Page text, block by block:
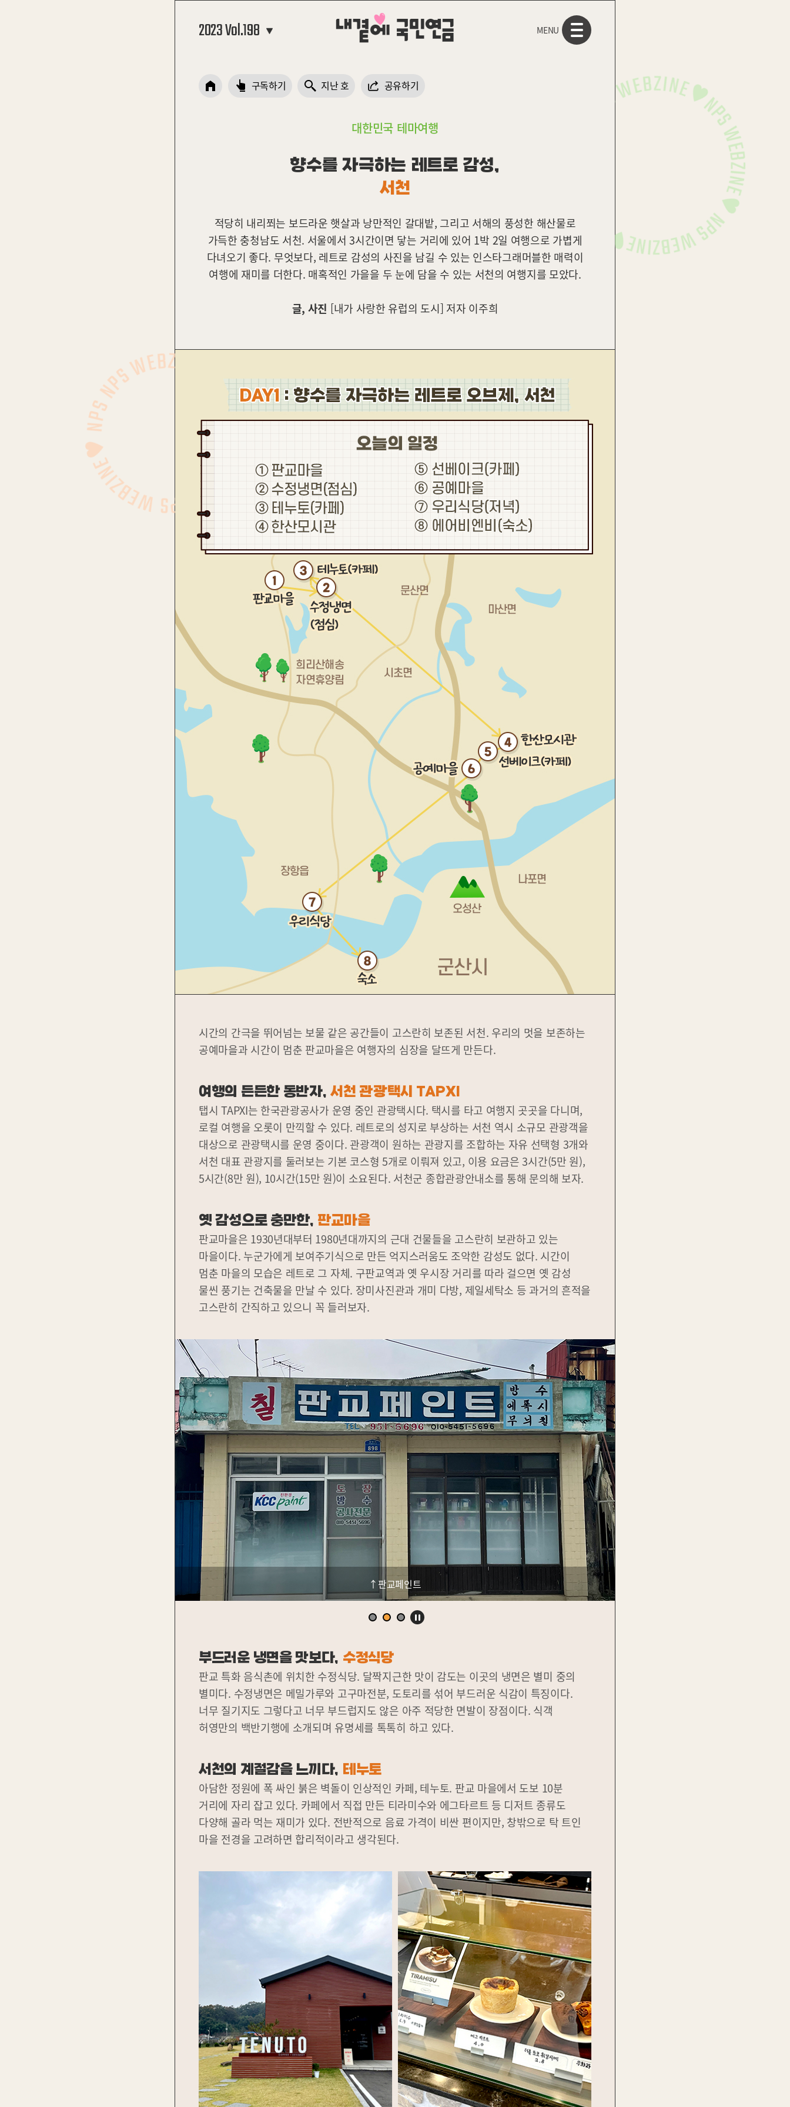
2023 Vol.198 MENU
구독하기 지난 호 공유하기
대한민국 테마여행
향수를 자극하는 레트로 감성,
서천
적당히 내리쬐는 보드라운 햇살과 낭만적인 갈대밭, 그리고 서해의 풍성한 해산물로
가득한 충청남도 서천. 서울에서 3시간이면 닿는 거리에 있어 1박 2일 여행으로 가볍게
다녀오기 좋다. 무엇보다, 레트로 감성의 사진을 남길 수 있는 인스타그래머블한 매력이
여행에 재미를 더한다. 매혹적인 가을을 두 눈에 담을 수 있는 서천의 여행지를 모았다.
글, 사진 [내가 사랑한 유럽의 도시] 저자 이주희
시간의 간극을 뛰어넘는 보물 같은 공간들이 고스란히 보존된 서천. 우리의 멋을 보존하는
공예마을과 시간이 멈춘 판교마을은 여행자의 심장을 달뜨게 만든다.
여행의 든든한 동반자,서천 관광택시 TAPXI
탭시 TAPXI는 한국관광공사가 운영 중인 관광택시다. 택시를 타고 여행지 곳곳을 다니며,
로컬 여행을 오롯이 만끽할 수 있다. 레트로의 성지로 부상하는 서천 역시 소규모 관광객을
대상으로 관광택시를 운영 중이다. 관광객이 원하는 관광지를 조합하는 자유 선택형 3개와
서천 대표 관광지를 둘러보는 기본 코스형 5개로 이뤄져 있고, 이용 요금은 3시간(5만 원),
5시간(8만 원), 10시간(15만 원)이 소요된다. 서천군 종합관광안내소를 통해 문의해 보자.
옛 감성으로 충만한, 판교마을
판교마을은 1930년대부터 1980년대까지의 근대 건물들을 고스란히 보관하고 있는
마을이다. 누군가에게 보여주기식으로 만든 억지스러움도 조악한 감성도 없다. 시간이
멈춘 마을의 모습은 레트로 그 자체. 구판교역과 옛 우시장 거리를 따라 걸으면 옛 감성
물씬 풍기는 건축물을 만날 수 있다. 장미사진관과 개미 다방, 제일세탁소 등 과거의 흔적을
고스란히 간직하고 있으니 꼭 들러보자.
↑판교페인트
부드러운 냉면을 맛보다, 수정식당
판교 특화 음식촌에 위치한 수정식당. 달짝지근한 맛이 감도는 이곳의 냉면은 별미 중의
별미다. 수정냉면은 메밀가루와 고구마전분, 도토리를 섞어 부드러운 식감이 특징이다.
너무 질기지도 그렇다고 너무 부드럽지도 않은 아주 적당한 면발이 장점이다. 식객
허영만의 백반기행에 소개되며 유명세를 톡톡히 하고 있다.
서천의 계절감을 느끼다, 테누토
아담한 정원에 폭 싸인 붉은 벽돌이 인상적인 카페, 테누토. 판교 마을에서 도보 10분
거리에 자리 잡고 있다. 카페에서 직접 만든 티라미수와 에그타르트 등 디저트 종류도
다양해 골라 먹는 재미가 있다. 전반적으로 음료 가격이 비싼 편이지만, 창밖으로 탁 트인
마을 전경을 고려하면 합리적이라고 생각된다.